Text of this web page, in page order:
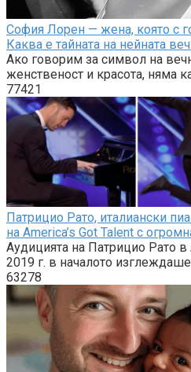
София Лорен — жена, която с
Каква е тайната на нейната
Ако говорим за символ на
женственост и красота, няма
77421
Патрицио Рато, италиански
на America’s Got Talent с
Аудицията на Патрицио Рато в
2019 г. в началото изглеждаше
63278